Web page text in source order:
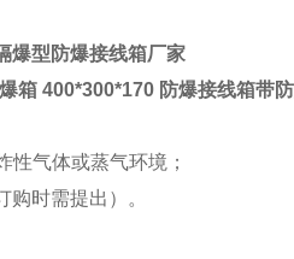
爆型防爆接线箱厂家
箱 400*300*170 防爆接线箱带
性气体或蒸气环境；
购时需提出）。